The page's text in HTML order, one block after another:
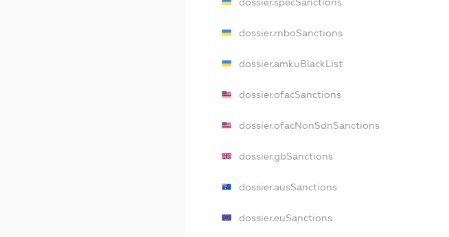
dossier.specSanctions
dossier.rnboSanctions
dossier.amkuBlackList
dossier.ofacSanctions
dossier.ofacNonSdnSanctions
dossier.gbSanctions
dossier.ausSanctions
dossier.euSanctions